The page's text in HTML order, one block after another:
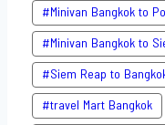
#Minivan Bangkok to
#Minivan Bangkok to
#Siem Reap to
#travel Mart Bangkok